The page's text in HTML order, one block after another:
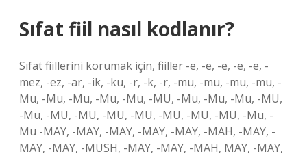
Sıfat fiil nasıl kodlanır?
Sıfat fiillerini korumak için, fiiller -e, -e, -e, -e, -e, -
mez, -ez, -ar, -ik, -ku, -r, -k, -r, -mu, -mu, -mu, -mu, -
Mu, -Mu, -Mu, -Mu, -Mu, -MU, -Mu, -Mu, -Mu, -MU,
-Mu, -MU, -MU, -MU, -MU, -MU, -MU, -MU, -Mu, -
Mu -MAY, -MAY, -MAY, -MAY, -MAY, -MAH, -MAY, -
MAY, -MAY, -MUSH, -MAY, -MAY, -MAH, MAY, -MAY,